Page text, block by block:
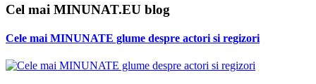
Cel mai MINUNAT.EU blog
Cele mai MINUNATE glume despre actori si regizori